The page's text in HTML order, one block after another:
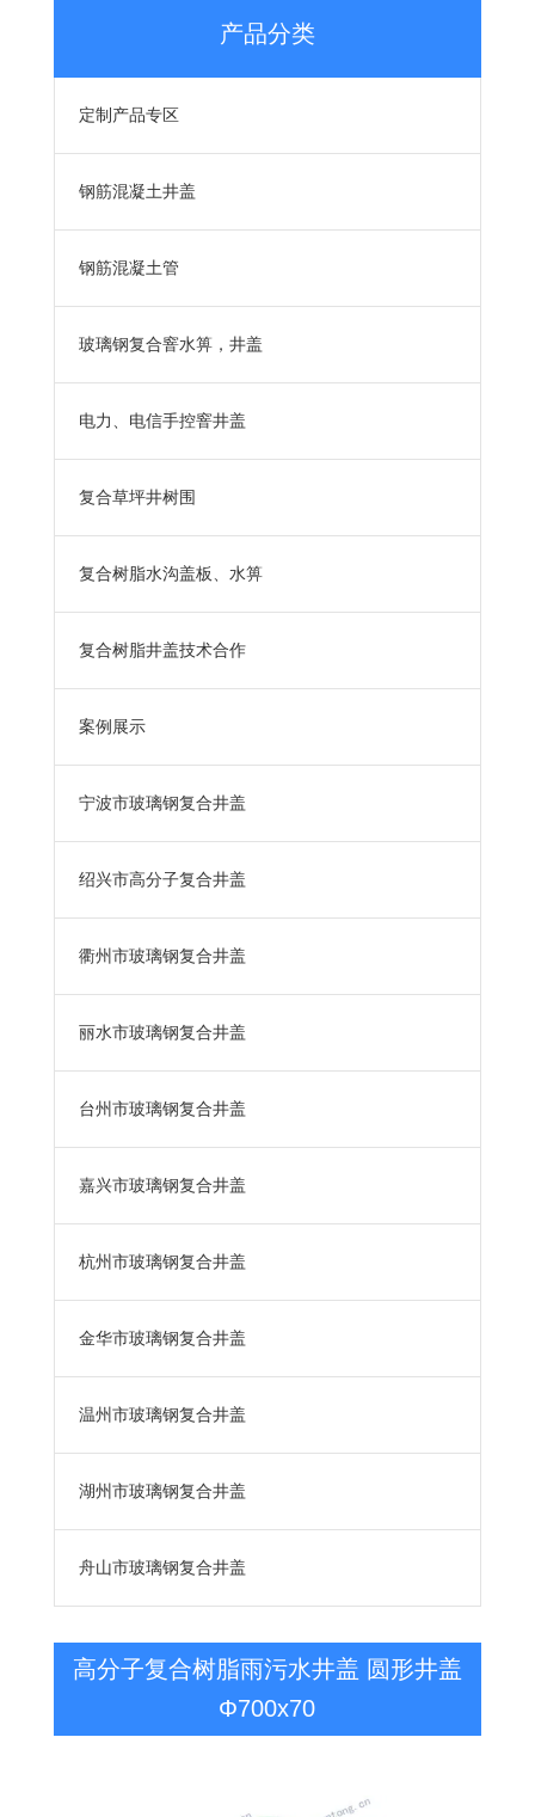
产品分类
定制产品专区
钢筋混凝土井盖
钢筋混凝土管
玻璃钢复合窨水箅，井盖
电力、电信手控窨井盖
复合草坪井树围
复合树脂水沟盖板、水箅
复合树脂井盖技术合作
案例展示
宁波市玻璃钢复合井盖
绍兴市高分子复合井盖
衢州市玻璃钢复合井盖
丽水市玻璃钢复合井盖
台州市玻璃钢复合井盖
嘉兴市玻璃钢复合井盖
杭州市玻璃钢复合井盖
金华市玻璃钢复合井盖
温州市玻璃钢复合井盖
湖州市玻璃钢复合井盖
舟山市玻璃钢复合井盖
高分子复合树脂雨污水井盖 圆形井盖
Φ700x70